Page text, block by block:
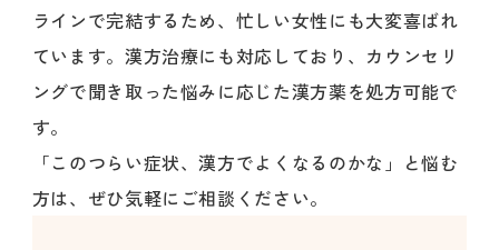
ラインで完結するため、忙しい女性にも大変喜ばれ
ています。漢方治療にも対応しており、カウンセリ
ングで聞き取った悩みに応じた漢方薬を処方可能で
す。
「このつらい症状、漢方でよくなるのかな」と悩む
方は、ぜひ気軽にご相談ください。